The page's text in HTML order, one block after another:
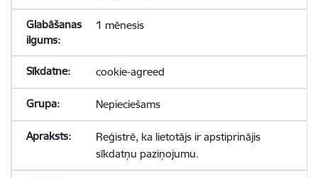
1 mēnesis
cookie-agreed
Nepieciešams
Reģistrē, ka lietotājs ir apstiprinājis
sīkdatņu paziņojumu.